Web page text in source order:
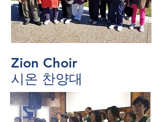
Zion Choir
시온 찬양대